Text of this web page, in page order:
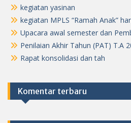
kegiatan yasinan
kegiatan MPLS “Ramah Anak”
Upacara awal semester dan
Penilaian Akhir Tahun (PAT) T.A
Rapat konsolidasi dan tah
Komentar terbaru